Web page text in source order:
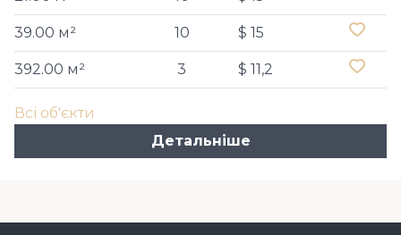
39.00 м² 10 $ 15
392.00 м² 3 $ 11,2
Всі об'єкти
Детальніше